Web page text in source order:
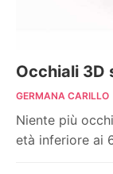
Occhiali 3D
GERMANA CARILLO
Niente più
età inferiore ai